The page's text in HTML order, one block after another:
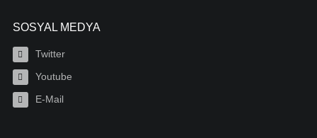
SOSYAL MEDYA
Twitter
Youtube
E-Mail